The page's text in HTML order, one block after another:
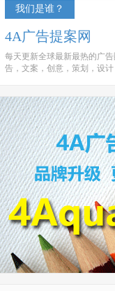
我们是谁？
4A广告提案网
每天更新全球最新最热的广
告，文案，创意，策划，设计